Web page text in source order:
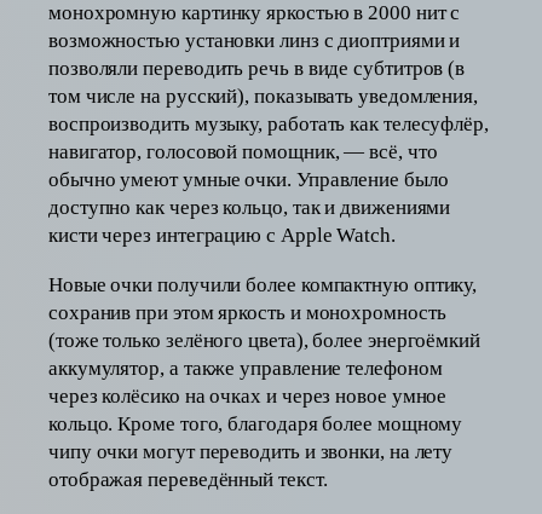
монохромную картинку яркостью в 2000 нит с
возможностью установки линз с диоптриями и
позволяли переводить речь в виде субтитров (в
том числе на русский), показывать уведомления,
воспроизводить музыку, работать как телесуфлёр,
навигатор, голосовой помощник, — всё, что
обычно умеют умные очки. Управление было
доступно как через кольцо, так и движениями
кисти через интеграцию с Apple Watch.
Новые очки получили более компактную оптику,
сохранив при этом яркость и монохромность
(тоже только зелёного цвета), более энергоёмкий
аккумулятор, а также управление телефоном
через колёсико на очках и через новое умное
кольцо. Кроме того, благодаря более мощному
чипу очки могут переводить и звонки, на лету
отображая переведённый текст.